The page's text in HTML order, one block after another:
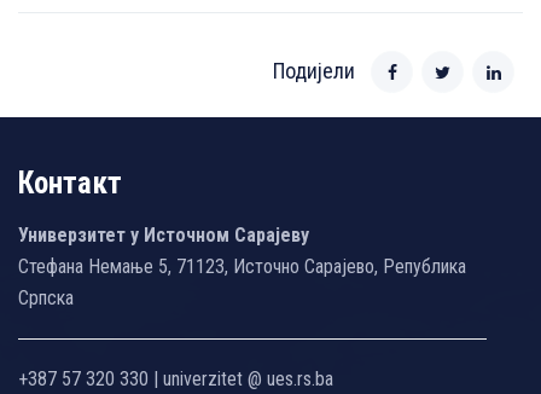
Подијели
Контакт
Универзитет у Источном Сарајеву
Стефана Немање 5, 71123, Источно Сарајево, Република
Српска
+387 57 320 330 | univerzitet @ ues.rs.ba